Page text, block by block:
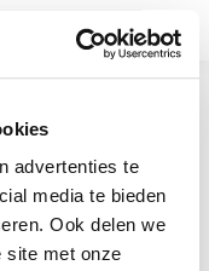
advertenties te
media te bieden
Ook delen we
site met onze